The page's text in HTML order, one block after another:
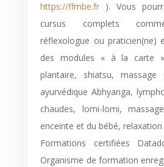
https://ffmbe.fr ). Vous
cursus complets
réflexologue ou praticien(ne)
des modules « à la carte
plantaire, shiatsu, massage
ayurvédique Abhyanga,
chaudes, lomi-lomi,
enceinte et du bébé,
Formations certifiées
Organisme de formation